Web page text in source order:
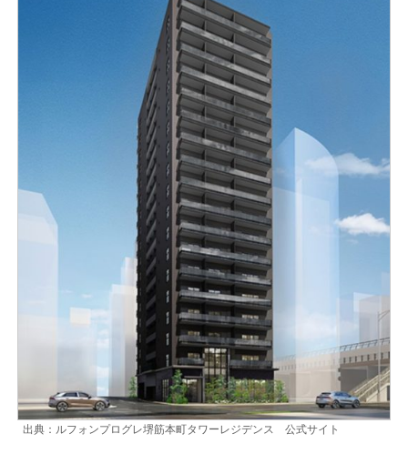
出典：ルフォンプログレ堺筋本町タワーレジデンス 公式サイト